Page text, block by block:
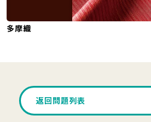
多摩織
返回問題列表